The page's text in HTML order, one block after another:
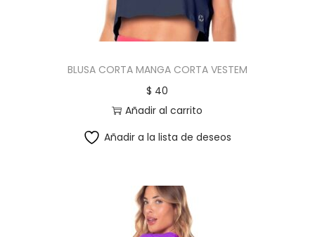
BLUSA CORTA MANGA CORTA VESTEM
$ 40
Añadir al carrito
Añadir a la lista de deseos